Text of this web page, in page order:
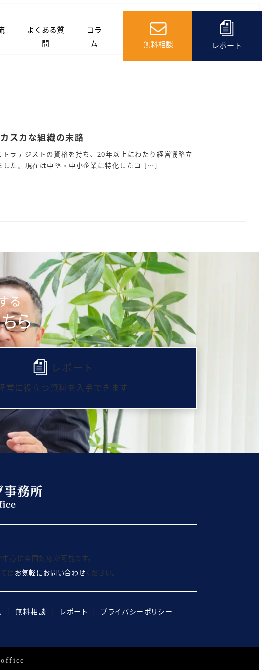
よくある質
問
コラ
ム
無料相談 レポート
スカな組織の末路
ラテジストの資格を持ち、20年以上にわたり経営戦略立
した。現在は中堅・中小企業に特化したコ […]
る
ら
レポート
営に役立つ資料を入手できます
中心に全国対応が可能です。
は お気軽にお問い合わせください。
無料相談 レポート │プライバシーポリシー
office